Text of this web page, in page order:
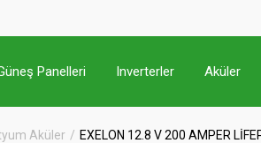
Panelleri Inverterler Aküler
Aküler EXELON 12.8 V 200 AMPER